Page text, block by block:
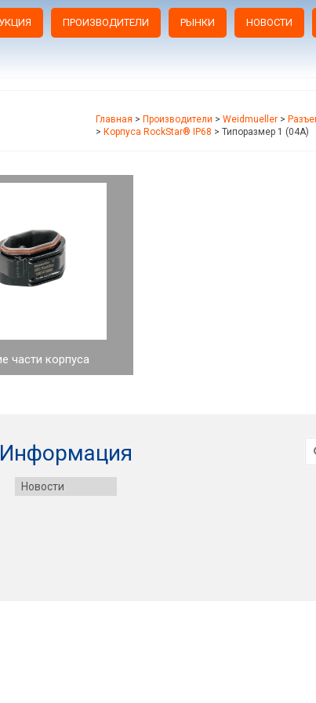
ПРОИЗВОДИТЕЛИ РЫНКИ НОВОСТИ
Главная > Производители > Weidmueller >
> Корпуса RockStar® IP68 > Типоразмер 1 (04A)
части корпуса
Информация
Новости